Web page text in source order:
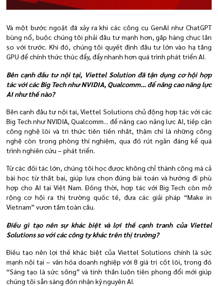
Và một bước ngoặt đã xảy ra khi các công cụ GenAI như ChatGPT
bùng nổ, buộc chúng tôi phải đầu tư mạnh hơn, gấp hàng chục lần
so với trước. Khi đó, chúng tôi quyết định đầu tư lớn vào hạ tầng
GPU để chính thức thúc đẩy, đẩy nhanh hơn quá trình phát triển AI.
Bên cạnh đầu tư nội tại, Viettel Solution đã tận dụng cơ hội hợp
tác với các Big Tech như NVIDIA, Qualcomm… để nâng cao năng lực
AI như thế nào?
Bên cạnh đầu tư nội tại, Viettel Solutions chủ động hợp tác với các
Big Tech như NVIDIA, Qualcomm... để nâng cao năng lực AI, tiếp cận
công nghệ lõi và tri thức tiên tiến nhất, thậm chí là những công
nghệ còn trong phòng thí nghiệm, qua đó rút ngắn đáng kể quá
trình nghiên cứu – phát triển.
Từ các đối tác lớn, chúng tôi học được không chỉ thành công mà cả
bài học từ thất bại, giúp lựa chọn đúng bài toán và hướng đi phù
hợp cho AI tại Việt Nam. Đồng thời, hợp tác với Big Tech còn mở
rộng cơ hội ra thị trường quốc tế, đưa các giải pháp “Make in
Vietnam” vươn tầm toàn cầu.
Điều gì tạo nên sự khác biệt và lợi thế cạnh tranh của Viettel
Solutions so với các công ty khác trên thị trường?
Điều tạo nên lợi thế khác biệt của Viettel Solutions chính là sức
mạnh nội tại – văn hóa doanh nghiệp với 8 giá trị cốt lõi, trong đó
“Sáng tạo là sức sống” và tinh thần luôn tiên phong đổi mới giúp
chúng tôi sẵn sàng đón nhận kỷ nguyên AI.